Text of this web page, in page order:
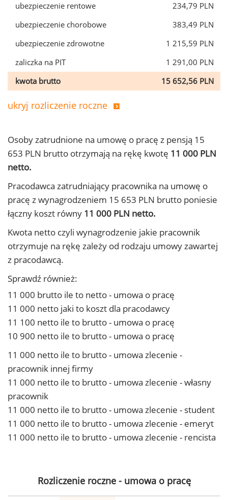
ubezpieczenie rentowe
234,79 PLN
ubezpieczenie chorobowe
383,49 PLN
ubezpieczenie zdrowotne
1 215,59 PLN
zaliczka na PIT
1 291,00 PLN
kwota brutto
15 652,56 PLN
ukryj rozliczenie roczne
Osoby zatrudnione na umowę o pracę z pensją 15
653 PLN brutto otrzymają na rękę kwotę 11 000 PLN
netto.
Pracodawca zatrudniający pracownika na umowę o
pracę z wynagrodzeniem 15 653 PLN brutto poniesie
łączny koszt równy 11 000 PLN netto.
Kwota netto czyli wynagrodzenie jakie pracownik
otrzymuje na rękę zależy od rodzaju umowy zawartej
z pracodawcą.
Sprawdź również:
11 000 brutto ile to netto - umowa o pracę
11 000 netto jaki to koszt dla pracodawcy
11 100 netto ile to brutto - umowa o pracę
10 900 netto ile to brutto - umowa o pracę
11 000 netto ile to brutto - umowa zlecenie -
pracownik innej firmy
11 000 netto ile to brutto - umowa zlecenie - własny
pracownik
11 000 netto ile to brutto - umowa zlecenie - student
11 000 netto ile to brutto - umowa zlecenie - emeryt
11 000 netto ile to brutto - umowa zlecenie - rencista
Rozliczenie roczne - umowa o pracę